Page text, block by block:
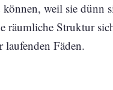
können, weil sie
räumliche Struktur
laufenden Fäden.